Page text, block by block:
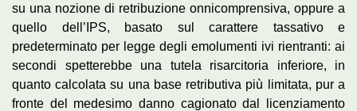
su una nozione di retribuzione onnicomprensiva, oppure a
quello dell’IPS, basato sul carattere tassativo e
predeterminato per legge degli emolumenti ivi rientranti: ai
secondi spetterebbe una tutela risarcitoria inferiore, in
quanto calcolata su una base retributiva più limitata, pur a
fronte del medesimo danno cagionato dal licenziamento